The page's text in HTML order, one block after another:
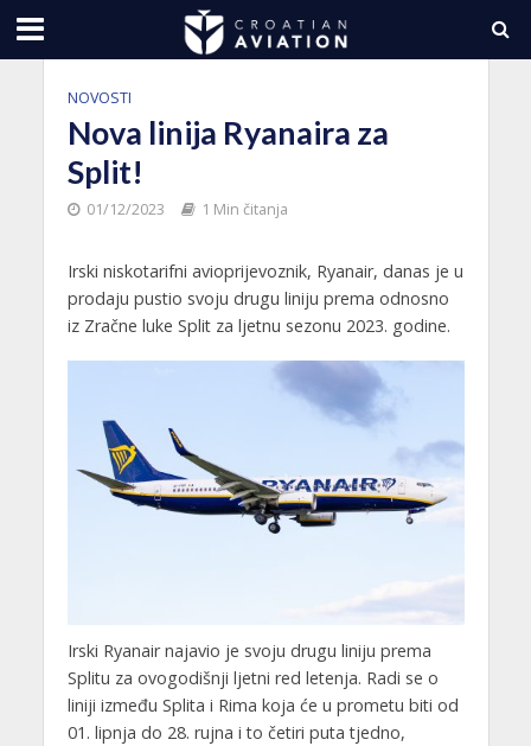
NOVOSTI
Nova linija Ryanaira za
Split!
01/12/2023 1 Min čitanja
Irski niskotarifni avioprijevoznik, Ryanair, danas je u
prodaju pustio svoju drugu liniju prema odnosno
iz Zračne luke Split za ljetnu sezonu 2023. godine.
Irski Ryanair najavio je svoju drugu liniju prema
Splitu za ovogodišnji ljetni red letenja. Radi se o
liniji između Splita i Rima koja će u prometu biti od
01. lipnja do 28. rujna i to četiri puta tjedno,